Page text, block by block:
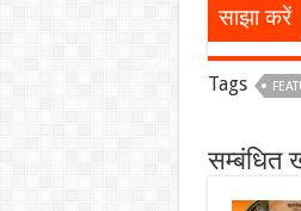
साझा करें
Tags
सम्बंधित